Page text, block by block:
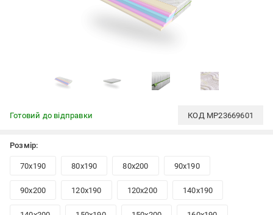
Готовий до відправки КОД MP23669601
Розмір:
70x190 80x190 80x200 90x190
90x200 120x190 120x200 140x190